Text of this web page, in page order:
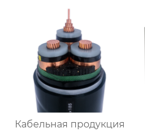
Кабельная продукция